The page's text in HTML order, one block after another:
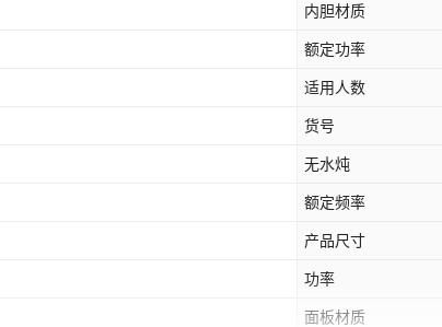
内胆材质
额定功率
适用人数
货号
无水炖
额定频率
产品尺寸
功率
面板材质